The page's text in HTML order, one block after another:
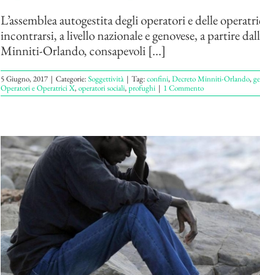
L’assemblea autogestita degli operatori e delle
incontrarsi, a livello nazionale e genovese, a partire
Minniti-Orlando, consapevoli [...]
5 Giugno, 2017 | Categorie:Soggettività | Tag:confini,Decreto Minniti-Orlando,
Operatori e Operatrici X,operatori sociali,profughi | 1 Commento